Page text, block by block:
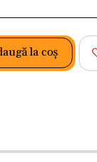
la coş